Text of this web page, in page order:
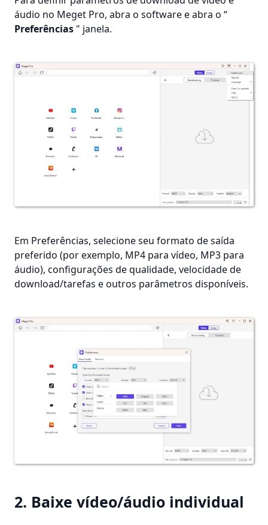
áudio no Meget Pro, abra o software e abra o “
Preferências " janela.
Em Preferências, selecione seu formato de saída
preferido (por exemplo, MP4 para vídeo, MP3 para
áudio), configurações de qualidade, velocidade de
download/tarefas e outros parâmetros disponíveis.
2. Baixe vídeo/áudio individual